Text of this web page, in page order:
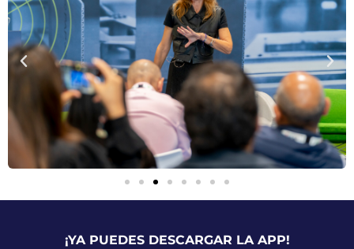
¡YA PUEDES DESCARGAR LA APP!